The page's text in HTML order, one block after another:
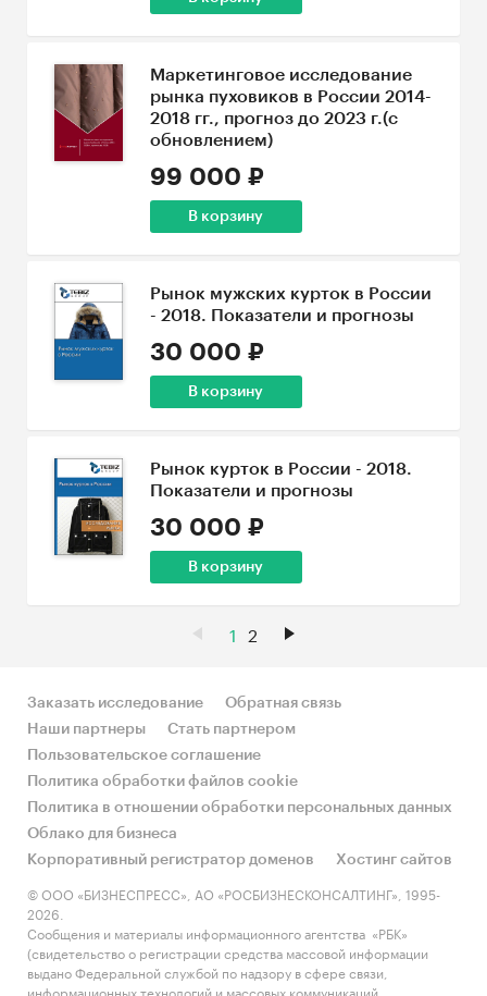
Маркетинговое исследование
рынка пуховиков в России 2014-
2018 гг., прогноз до 2023 г.(с
обновлением)
99 000 ₽
В корзину
Рынок мужских курток в России
- 2018. Показатели и прогнозы
30 000 ₽
В корзину
Рынок курток в России - 2018.
Показатели и прогнозы
30 000 ₽
В корзину
1 2
Заказать исследование
Обратная связь
Наши партнеры
Стать партнером
Пользовательское соглашение
Политика обработки файлов cookie
Политика в отношении обработки персональных данных
Облако для бизнеса
Корпоративный регистратор доменов
Хостинг сайтов
© ООО «БИЗНЕСПРЕСС», АО «РОСБИЗНЕСКОНСАЛТИНГ», 1995-
2026.
Сообщения и материалы информационного агентства «РБК»
(свидетельство о регистрации средства массовой информации
выдано Федеральной службой по надзору в сфере связи,
информационных технологий и массовых коммуникаций